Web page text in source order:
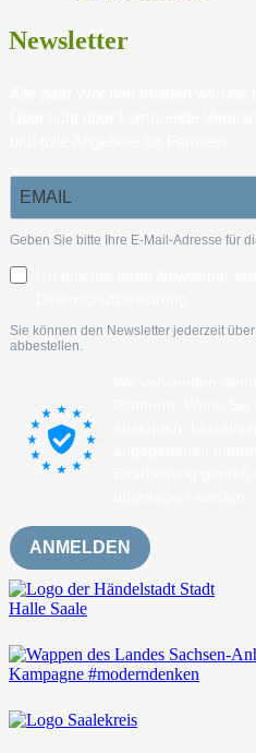
Newsletter
Geben Sie bitte Ihre E-Mail-Adresse für
Sie können den Newsletter jederzeit
abbestellen.
ANMELDEN